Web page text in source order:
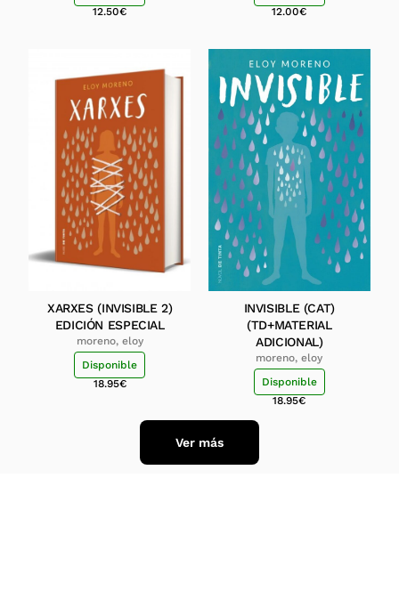
12.50€
12.00€
XARXES (INVISIBLE 2)
EDICIÓN ESPECIAL
moreno, eloy
Disponible
18.95€
INVISIBLE (CAT)
(TD+MATERIAL
ADICIONAL)
moreno, eloy
Disponible
18.95€
Ver más